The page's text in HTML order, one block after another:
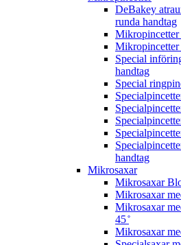
DeBakey
runda handtag
Mikropincetter
Mikropincetter
Special
handtag
Special
handtag
Mikrosaxar
Mikrosaxar
Mikrosaxar
Mikrosaxar
45 ̊
Mikrosaxar